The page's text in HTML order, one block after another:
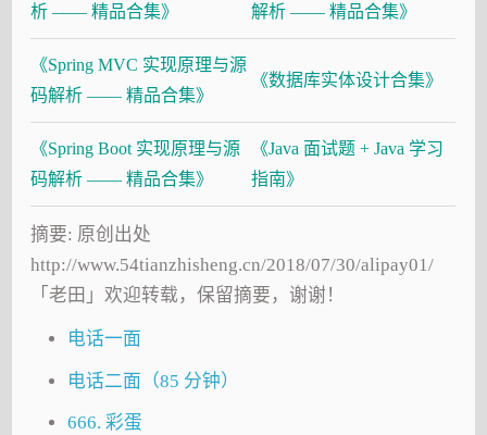
析 —— 精品合集》
解析 —— 精品合集》
《Spring MVC 实现原理与源
码解析 —— 精品合集》
《数据库实体设计合集》
《Spring Boot 实现原理与源
码解析 —— 精品合集》
《Java 面试题 + Java 学习
指南》
摘要: 原创出处
http://www.54tianzhisheng.cn/2018/07/30/alipay01/
「老田」欢迎转载，保留摘要，谢谢！
电话一面
电话二面（85 分钟）
666. 彩蛋